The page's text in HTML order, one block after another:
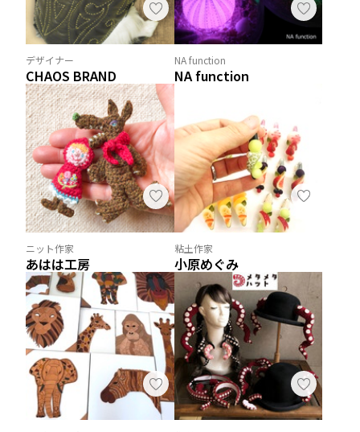
デザイナー
CHAOS BRAND
NA function
NA function
ニット作家
あはは工房
粘土作家
小原めぐみ